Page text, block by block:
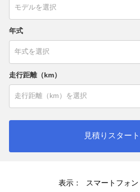
年式
走行距離（km）
見積りスタート
表示： スマートフォン